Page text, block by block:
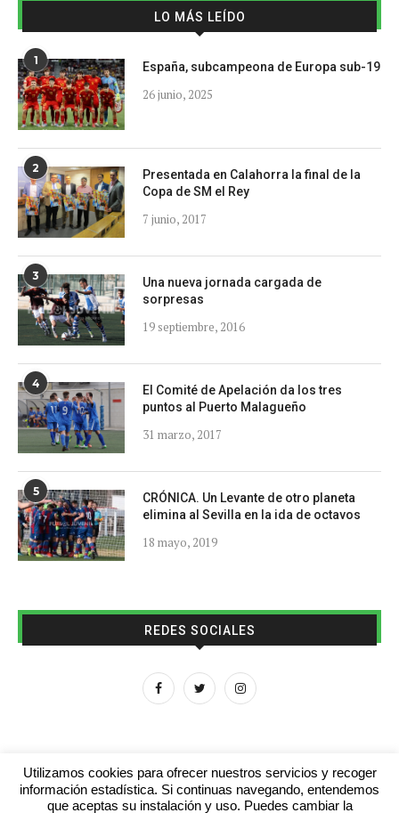
LO MÁS LEÍDO
1 España, subcampeona de Europa sub-19
26 junio, 2025
2
Presentada en Calahorra la final de la
Copa de SM el Rey
7 junio, 2017
3
Una nueva jornada cargada de
sorpresas
19 septiembre, 2016
4
El Comité de Apelación da los tres
puntos al Puerto Malagueño
31 marzo, 2017
5
CRÓNICA. Un Levante de otro planeta
elimina al Sevilla en la ida de octavos
18 mayo, 2019
REDES SOCIALES
Utilizamos cookies para ofrecer nuestros servicios y recoger
información estadística. Si continuas navegando, entendemos
que aceptas su instalación y uso. Puedes cambiar la